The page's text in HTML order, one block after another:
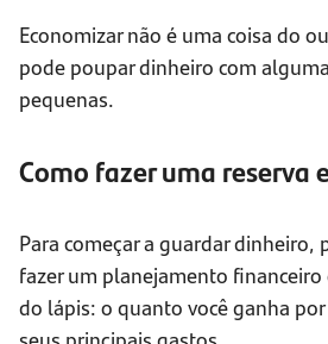
Economizar não é uma coisa do
pode poupar dinheiro com
pequenas.
Como fazer uma reserva
Para começar a guardar dinheiro,
fazer um planejamento financeiro
do lápis: o quanto você ganha